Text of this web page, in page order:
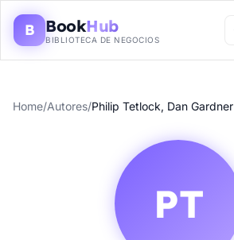
B BookHub
BIBLIOTECA DE NEGOCIOS
Home/Autores/Philip Tetlock, Dan Gardner
PT